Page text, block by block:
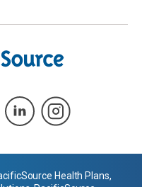
Health Plans,